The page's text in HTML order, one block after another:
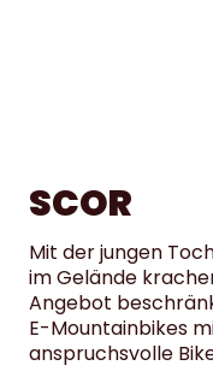
SCOR
Mit der jungen
im Gelände
Angebot
E-Mountainbikes
anspruchsvolle